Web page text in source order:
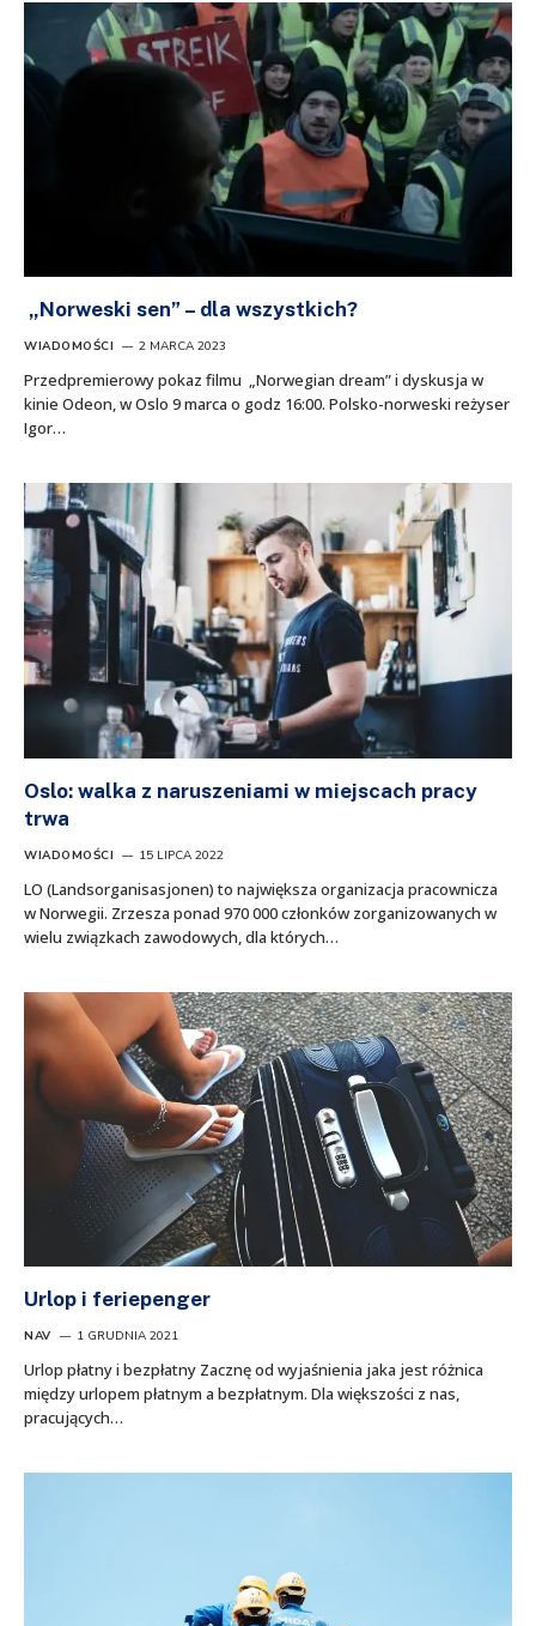
„Norweski sen” – dla wszystkich?
WIADOMOŚCI 2 MARCA 2023
Przedpremierowy pokaz filmu „Norwegian dream” i dyskusja w
kinie Odeon, w Oslo 9 marca o godz 16:00. Polsko-norweski reżyser
Igor…
Oslo: walka z naruszeniami w miejscach pracy
trwa
WIADOMOŚCI 15 LIPCA 2022
LO (Landsorganisasjonen) to największa organizacja pracownicza
w Norwegii. Zrzesza ponad 970 000 członków zorganizowanych w
wielu związkach zawodowych, dla których…
Urlop i feriepenger
NAV 1 GRUDNIA 2021
Urlop płatny i bezpłatny Zacznę od wyjaśnienia jaka jest różnica
między urlopem płatnym a bezpłatnym. Dla większości z nas,
pracujących…